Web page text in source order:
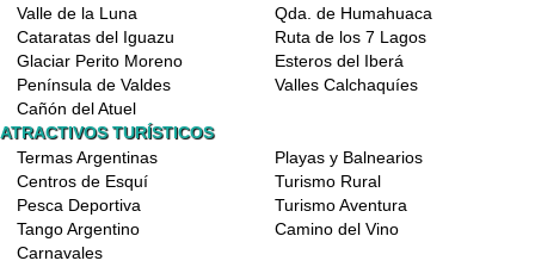
Valle de la Luna
Qda. de Humahuaca
Cataratas del Iguazu
Ruta de los 7 Lagos
Glaciar Perito Moreno
Esteros del Iberá
Península de Valdes
Valles Calchaquíes
Cañón del Atuel
ATRACTIVOS TURÍSTICOS
Termas Argentinas
Playas y Balnearios
Centros de Esquí
Turismo Rural
Pesca Deportiva
Turismo Aventura
Tango Argentino
Camino del Vino
Carnavales